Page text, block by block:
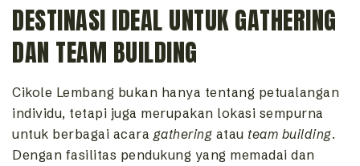
DESTINASI IDEAL UNTUK GATHERING
DAN TEAM BUILDING
Cikole Lembang bukan hanya tentang petualangan
individu, tetapi juga merupakan lokasi sempurna
untuk berbagai acara gathering atau team building.
Dengan fasilitas pendukung yang memadai dan